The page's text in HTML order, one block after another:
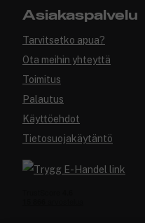
Asiakaspalvelu
Tarvitsetko apua?
Ota meihin yhteyttä
Toimitus
Palautus
Käyttöehdot
Tietosuojakäytäntö